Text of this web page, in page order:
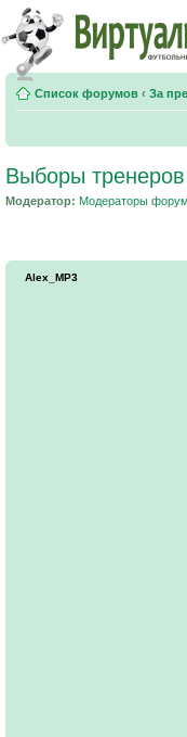
Список форумов ‹ За
Выборы
Модератор: Модераторы
Alex_MP3